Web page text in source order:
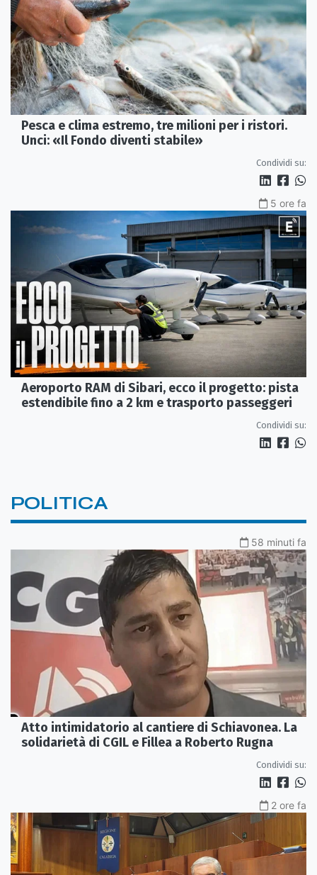
Pesca e clima estremo, tre milioni per i ristori.
Unci: «Il Fondo diventi stabile»
Condividi su:
5 ore fa
Aeroporto RAM di Sibari, ecco il progetto: pista
estendibile fino a 2 km e trasporto passeggeri
Condividi su:
POLITICA
58 minuti fa
Atto intimidatorio al cantiere di Schiavonea. La
solidarietà di CGIL e Fillea a Roberto Rugna
Condividi su:
2 ore fa